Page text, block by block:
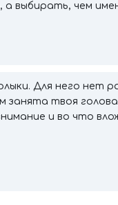
выбирать, чем
Для него нет
твоя
и во что